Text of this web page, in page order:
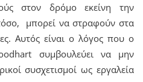
στον δρόμο εκείνη την
μπορεί να στραφούν στα
Αυτός είναι ο λόγος που ο
συμβουλεύει να μην
συσχετισμοί ως εργαλεία